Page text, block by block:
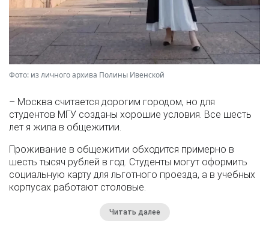
Фото: из личного архива Полины Ивенской
– Москва считается дорогим городом, но для
студентов МГУ созданы хорошие условия. Все шесть
лет я жила в общежитии.
Проживание в общежитии обходится примерно в
шесть тысяч рублей в год. Студенты могут оформить
социальную карту для льготного проезда, а в учебных
корпусах работают столовые.
Читать далее